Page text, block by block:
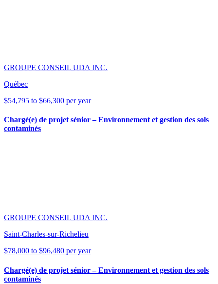
GROUPE CONSEIL UDA INC.
Québec
$54,795 to $66,300 per year
Chargé(e) de projet sénior – Environnement et gestion des sols
contaminés
GROUPE CONSEIL UDA INC.
Saint-Charles-sur-Richelieu
$78,000 to $96,480 per year
Chargé(e) de projet sénior – Environnement et gestion des sols
contaminés